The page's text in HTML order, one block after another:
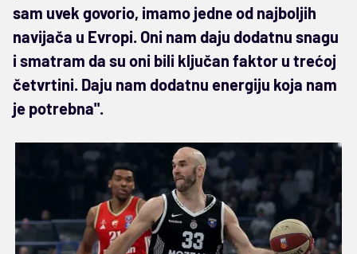
sam uvek govorio, imamo jedne od najboljih
navijača u Evropi. Oni nam daju dodatnu snagu
i smatram da su oni bili ključan faktor u trećoj
četvrtini. Daju nam dodatnu energiju koja nam
je potrebna".